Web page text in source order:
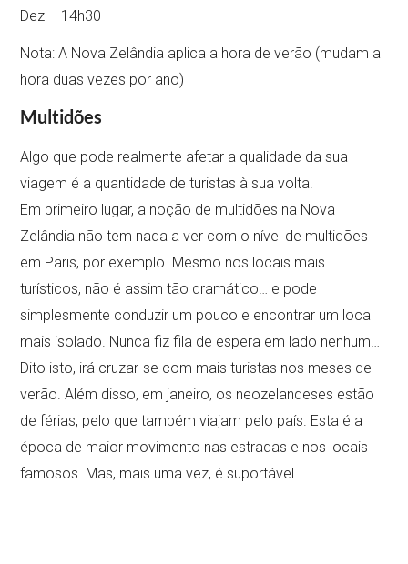
Dez – 14h30
Nota: A Nova Zelândia aplica a hora de verão (mudam a
hora duas vezes por ano)
Multidões
Algo que pode realmente afetar a qualidade da sua
viagem é a quantidade de turistas à sua volta.
Em primeiro lugar, a noção de multidões na Nova
Zelândia não tem nada a ver com o nível de multidões
em Paris, por exemplo. Mesmo nos locais mais
turísticos, não é assim tão dramático… e pode
simplesmente conduzir um pouco e encontrar um local
mais isolado. Nunca fiz fila de espera em lado nenhum…
Dito isto, irá cruzar-se com mais turistas nos meses de
verão. Além disso, em janeiro, os neozelandeses estão
de férias, pelo que também viajam pelo país. Esta é a
época de maior movimento nas estradas e nos locais
famosos. Mas, mais uma vez, é suportável.